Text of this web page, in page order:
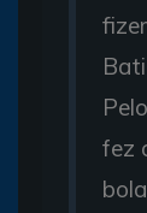
fez